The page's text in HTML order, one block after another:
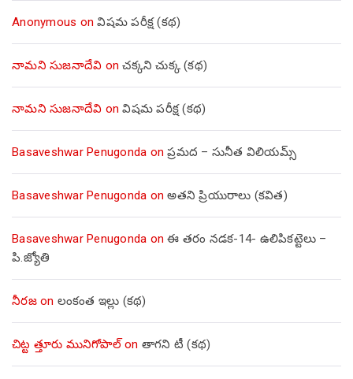
Anonymous onవిషమ పరీక్ష (క‌థ‌)
నామని సుజనాదేవి onచక్కని చుక్క (కథ)
నామని సుజనాదేవి onవిషమ పరీక్ష (క‌థ‌)
Basaveshwar Penugonda onప్రమద – సునీత విలియమ్స్
Basaveshwar Penugonda onఅతని ప్రియురాలు (కవిత)
Basaveshwar Penugonda onఈ తరం నడక-14- ఉలిపికట్టెలు –
పి.జ్యోతి
నీరజon లంకంత ఇల్లు (కథ)
చిట్ట త్తూరు మునిగోపాల్on తాగని టీ (కథ)